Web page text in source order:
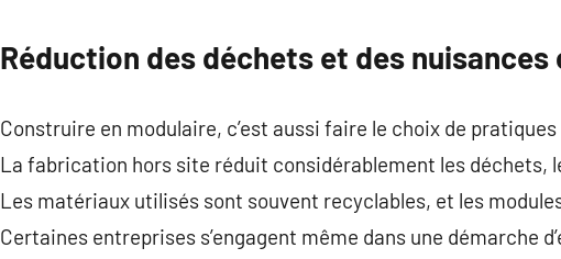
Réduction des déchets et des
Construire en modulaire, c’est aussi faire le choix de
La fabrication hors site réduit considérablement les déchets,
Les matériaux utilisés sont souvent recyclables, et les
Certaines entreprises s’engagent même dans une démarche